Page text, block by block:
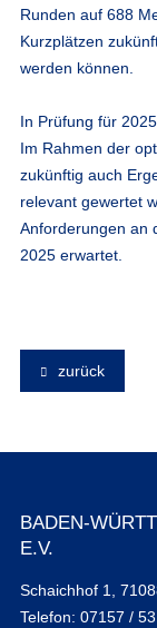
Runden auf 688
Kurzplätzen
werden können.
In Prüfung für
Im Rahmen der
zukünftig auch
relevant gewertet
Anforderungen an
2025 erwartet.
zurück
BADEN-
E.V.
Schaichhof 1,
Telefon: 07157 /